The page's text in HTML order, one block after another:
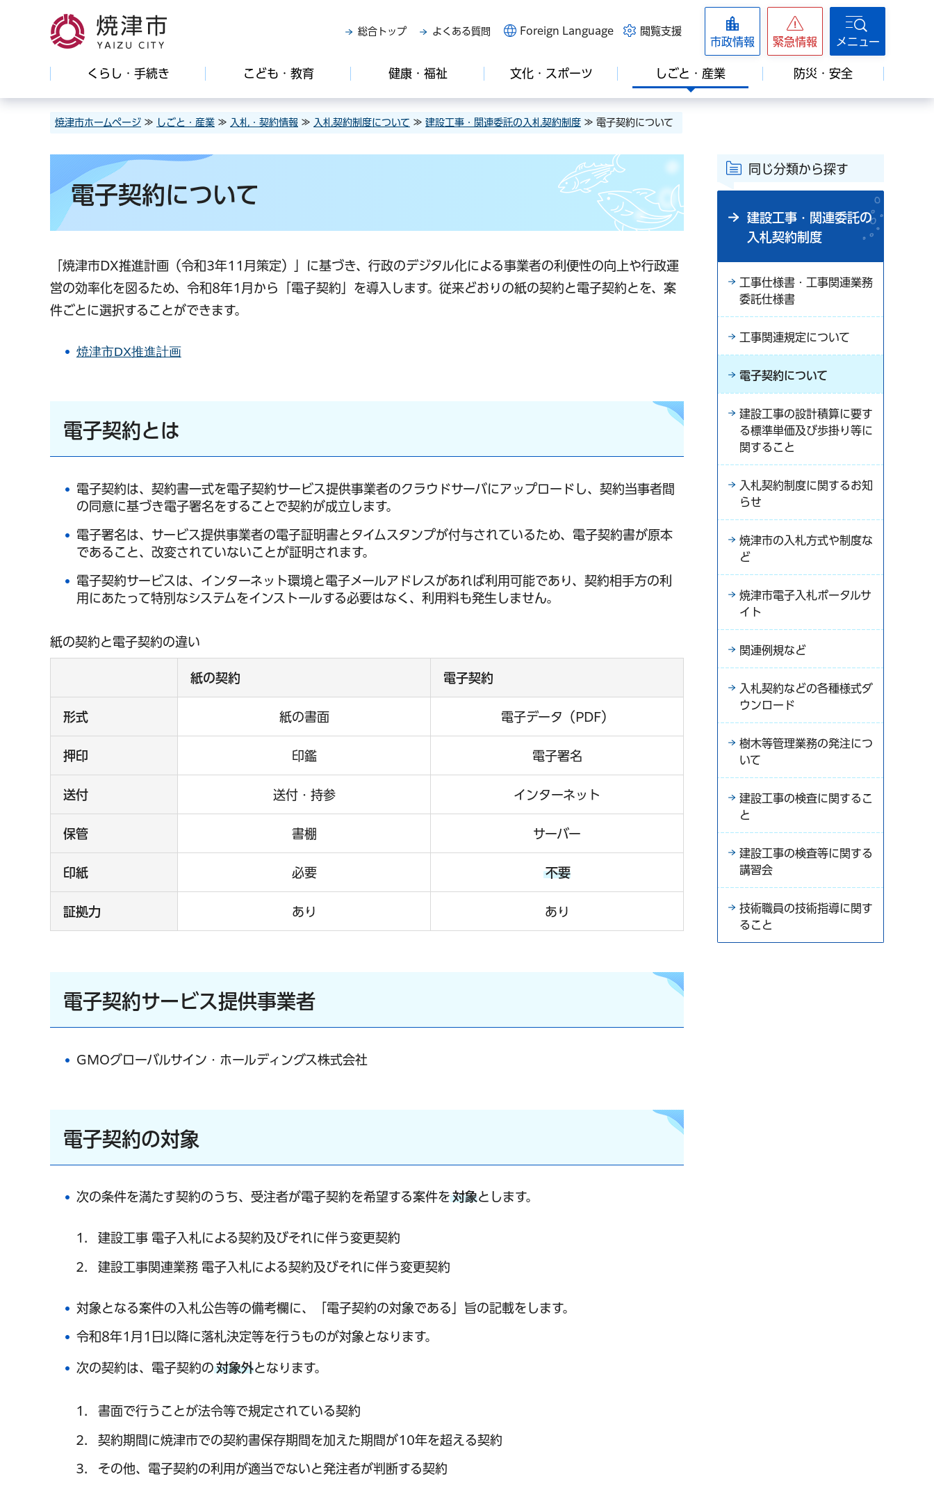
焼津市
総合トップ よくある質問 Foreign Language 閲覧支援
市政情報 緊急情報 メニュー
くらし・手続き こども・教育 健康・福祉 文化・スポーツ しごと・産業 防災・安全
焼津市ホームページ ≫ しごと・産業 ≫ 入札・契約情報 ≫ 入札契約制度について ≫ 建設工事・関連委託の入札契約制度 ≫ 電子契約について
電子契約について
「焼津市DX推進計画（令和3年11月策定）」に基づき、行政のデジタル化による事業者の利便性の向上や行政運
営の効率化を図るため、令和8年1月から「電子契約」を導入します。従来どおりの紙の契約と電子契約とを、案
件ごとに選択することができます。
焼津市DX推進計画
電子契約とは
電子契約は、契約書一式を電子契約サービス提供事業者のクラウドサーバにアップロードし、契約当事者間
の同意に基づき電子署名をすることで契約が成立します。
電子署名は、サービス提供事業者の電子証明書とタイムスタンプが付与されているため、電子契約書が原本
であること、改変されていないことが証明されます。
電子契約サービスは、インターネット環境と電子メールアドレスがあれば利用可能であり、契約相手方の利
用にあたって特別なシステムをインストールする必要はなく、利用料も発生しません。
紙の契約と電子契約の違い
紙の契約 電子契約
形式 紙の書面 電子データ（PDF）
押印 印鑑 電子署名
送付 送付・持参 インターネット
保管 書棚 サーバー
印紙 必要 不要
証拠力 あり あり
電子契約サービス提供事業者
GMOグローバルサイン・ホールディングス株式会社
電子契約の対象
次の条件を満たす契約のうち、受注者が電子契約を希望する案件を 対象とします。
建設工事 電子入札による契約及びそれに伴う変更契約
建設工事関連業務 電子入札による契約及びそれに伴う変更契約
対象となる案件の入札公告等の備考欄に、「電子契約の対象である」旨の記載をします。
令和8年1月1日以降に落札決定等を行うものが対象となります。
次の契約は、電子契約の 対象外となります。
書面で行うことが法令等で規定されている契約
契約期間に焼津市での契約書保存期間を加えた期間が10年を超える契約
その他、電子契約の利用が適当でないと発注者が判断する契約
同じ分類から探す
建設工事・関連委託の
入札契約制度
工事仕様書・工事関連業務
委託仕様書
工事関連規定について
電子契約について
建設工事の設計積算に要す
る標準単価及び歩掛り等に
関すること
入札契約制度に関するお知
らせ
焼津市の入札方式や制度な
ど
焼津市電子入札ポータルサ
イト
関連例規など
入札契約などの各種様式ダ
ウンロード
樹木等管理業務の発注につ
いて
建設工事の検査に関するこ
と
建設工事の検査等に関する
講習会
技術職員の技術指導に関す
ること